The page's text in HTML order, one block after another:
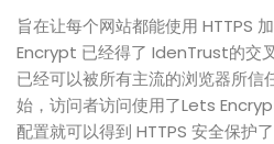
旨在让每个网站都能使用 HTTPS
Encrypt 已经得了 IdenTrust的交
已经可以被所有主流的浏览器所信
始，访问者访问使用了Lets
配置就可以得到 HTTPS 安全保护